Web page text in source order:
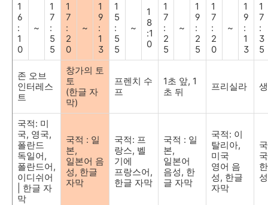
1
6
:
1
0
~
1
7
:
5
5
1
7
:
2
0
~
1
9
:
1
3
1
5
:
5
5
~
1
8
:1
0
1
7
:
2
5
~
1
9
:
2
5
1
7
:
2
0
~
1
9
:
1
3
1
7
:
3
5
존 오브
인터레스
트
창가의 토
토
(한글 자
막)
프렌치 수
프
1초 앞, 1
초 뒤
프리실라
국적: 미
국, 영국,
폴란드
독일어,
폴란드어,
이디쉬어
한글 자
막
국적 : 일
본,
일본어 음
성, 한글
자막
국적: 프
랑스, 벨
기에
프랑스어,
한글 자막
국적 : 일
본,
일본어
음성, 한
글 자막
국적: 이
탈리아,
미국
영어 음
성, 한글
자막
국
성